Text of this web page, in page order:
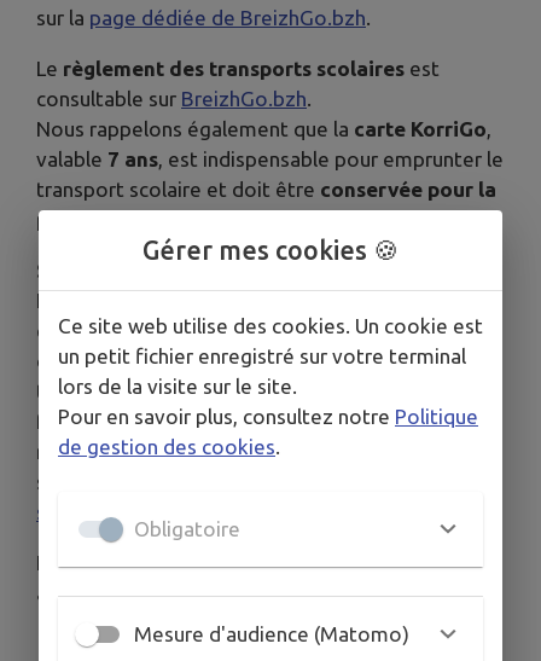
sur la page dédiée de BreizhGo.bzh
Le règlement des transports scolaires est
consultable sur BreizhGo.bzh.
Nous rappelons également que la carte KorriGo,
valable 7 ans, est indispensable pour emprunter le
transport scolaire et doit être conservée pour la
prochaine rentrée
Sectorisation et demandes spécifiques
La Région Bretagne n’est pas la seule compétente
en matière de transport scolaire. Unoutil
d’orientation présentant la sectorisation des
transports scolaires est mis à disposition des
familles pour identifier l’établissement de
référence et le bon interlocuteur auprès duquel
s’inscrire :
scolaire/sectorisation
Lesdemandes hors secteurpeuvent être
acceptées uniquement :
si le service de transport existe,
Gérer mes cookies 🍪
Ce site web utilise des cookies. Un cookie est
un petit fichier enregistré sur votre terminal
lors de la visite sur le site.
Pour en savoir plus, consultez notre Politique
de gestion des cookies
Obligatoire
Mesure d'audience (Matomo)